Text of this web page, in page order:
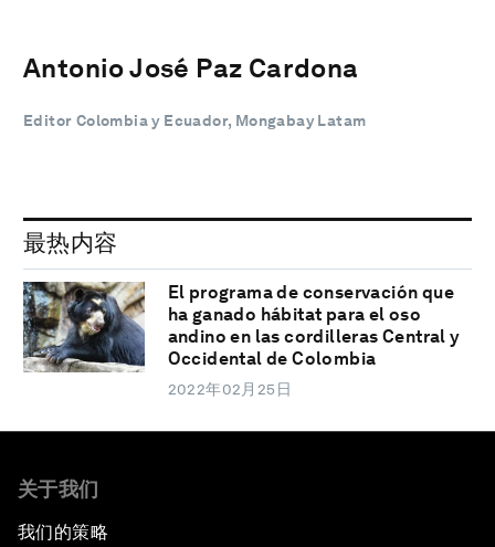
Antonio José Paz Cardona
Editor Colombia y Ecuador, Mongabay Latam
最热内容
El programa de conservación que
ha ganado hábitat para el oso
andino en las cordilleras Central y
Occidental de Colombia
2022年02月25日
关于我们
我们的策略